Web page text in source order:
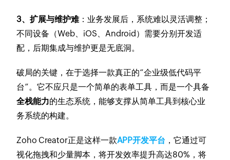
3、扩展与维护难：业务发展后，系统难以灵活调整；
不同设备（Web、iOS、Android）需要分别开发适
配，后期集成与维护更是无底洞。
破局的关键，在于选择一款真正的“企业级低代码平
台”。它不应只是一个简单的表单工具，而是一个具备
全栈能力的生态系统，能够支撑从简单工具到核心业
务系统的构建。
Zoho Creator正是这样一款APP开发平台 ，它通过可
视化拖拽和少量脚本，将开发效率提升高达80%，将